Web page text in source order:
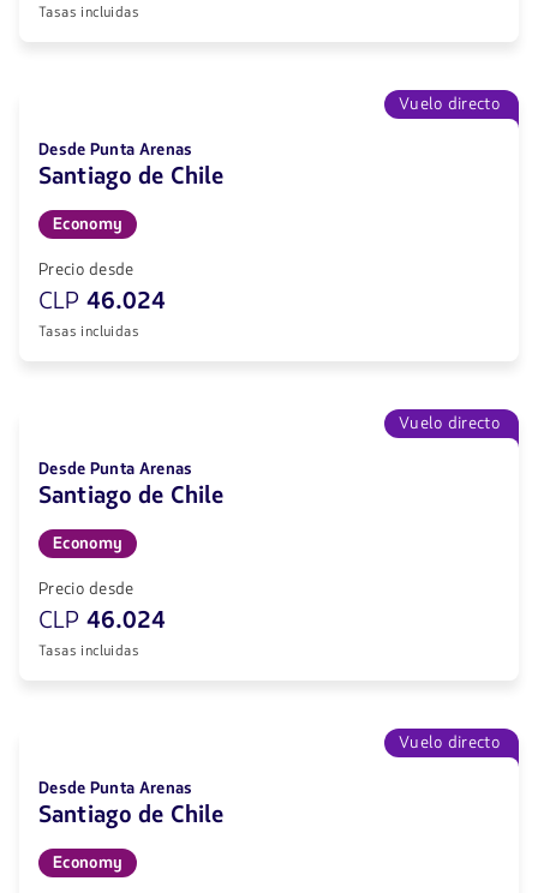
Tasas incluidas
Vuelo directo
Desde Punta Arenas
Santiago de Chile
Economy
Precio desde
CLP 46.024
Tasas incluidas
Vuelo directo
Desde Punta Arenas
Santiago de Chile
Economy
Precio desde
CLP 46.024
Tasas incluidas
Vuelo directo
Desde Punta Arenas
Santiago de Chile
Economy